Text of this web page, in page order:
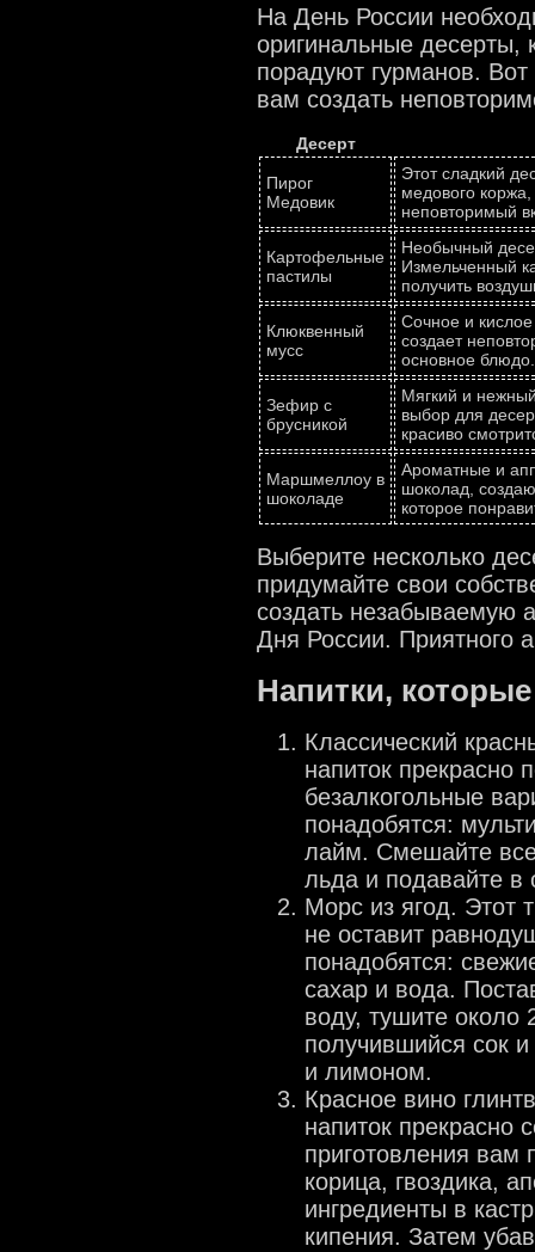
На День России
оригинальные десерты,
порадуют гурманов.
вам создать
Десерт
Пирог
Медовик
Этот сладкий
медового
неповторимый
Картофельные
пастилы
Необычный
Измельченный
получить
Клюквенный
мусс
Сочное и
создает
основное блюдо.
Зефир с
брусникой
Мягкий и
выбор для
красиво
Маршмеллоу в
шоколаде
Ароматные и
шоколад,
которое
Выберите несколько
придумайте свои
создать незабываемую
Дня России. Приятного
Напитки,
Классический
напиток прекрасно
безалкогольные
понадобятся:
лайм. Смешайте
льда и подавайте в
Морс из ягод. Этот
не оставит
понадобятся:
сахар и вода.
воду, тушите около
получившийся сок
и лимоном.
Красное вино
напиток прекрасно
приготовления вам
корица, гвоздика,
ингредиенты в
кипения. Затем